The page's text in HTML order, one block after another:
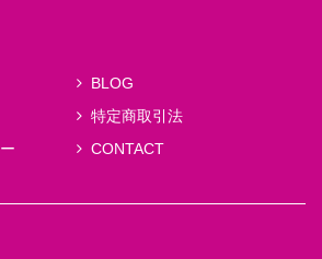
BLOG
特定商取引法
CONTACT